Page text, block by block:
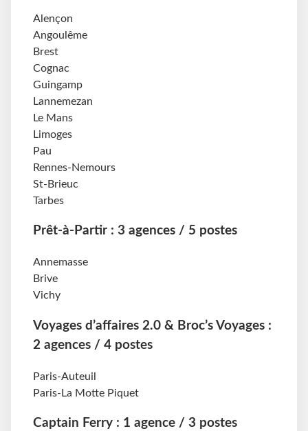
Alençon
Angoulême
Brest
Cognac
Guingamp
Lannemezan
Le Mans
Limoges
Pau
Rennes-Nemours
St-Brieuc
Tarbes
Prêt-à-Partir : 3 agences / 5 postes
Annemasse
Brive
Vichy
Voyages d’affaires 2.0 & Broc’s Voyages :
2 agences / 4 postes
Paris-Auteuil
Paris-La Motte Piquet
Captain Ferry : 1 agence / 3 postes